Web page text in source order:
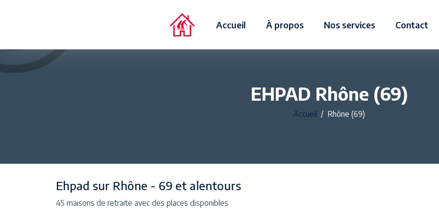
Accueil À propos Nos services Contact
EHPAD Rhône (69)
Accueil Rhône (69)
Ehpad sur Rhône - 69 et alentours
45 maisons de retraite avec des places disponibles